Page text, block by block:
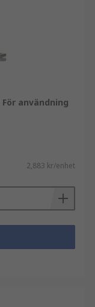
användning
2,883 kr/enhet